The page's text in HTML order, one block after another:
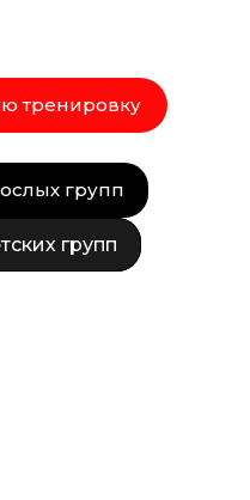
тренировку
групп
групп